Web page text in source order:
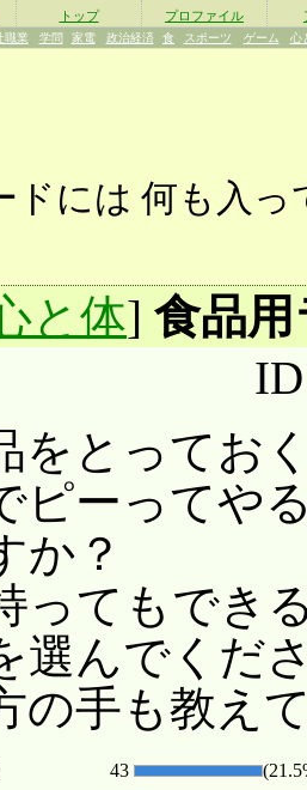
トップ プロファイル
職業 学問 家電 政治経済 食 スポーツ ゲーム 心
ドには 何も入っ
と体] 食品
をとってお
ピーってや
か？
ってもでき
選んでくだ
の手も教え
43